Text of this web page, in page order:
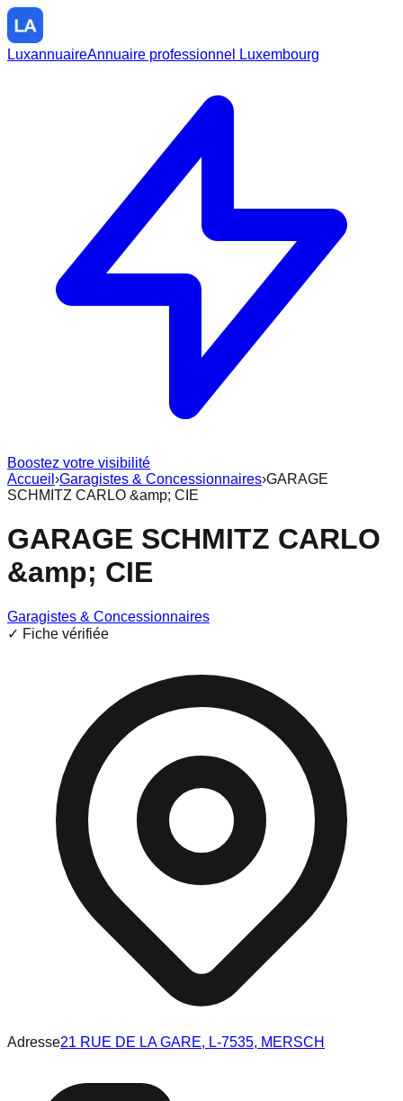
LuxannuaireAnnuaire professionnel Luxembourg
Boostez votre visibilité
Accueil ›Garagistes & Concessionnaires›GARAGE
SCHMITZ CARLO &amp; CIE
GARAGE SCHMITZ CARLO
&amp; CIE
Garagistes & Concessionnaires
✓ Fiche vérifiée
Adresse21 RUE DE LA GARE, L-7535, MERSCH